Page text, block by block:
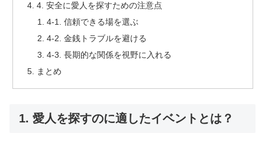
4. 安全に愛人を探すための注意点
4-1. 信頼できる場を選ぶ
4-2. 金銭トラブルを避ける
4-3. 長期的な関係を視野に入れる
まとめ
1. 愛人を探すのに適したイベントとは？